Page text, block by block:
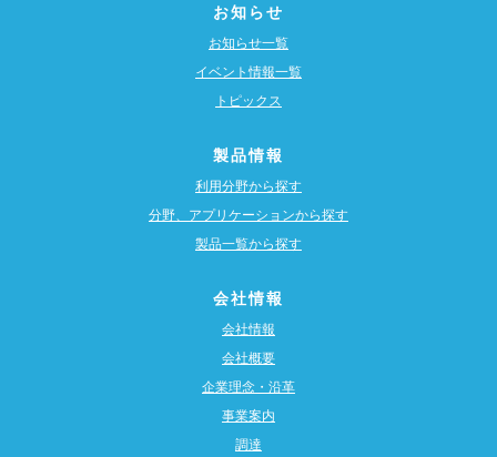
お知らせ
お知らせ一覧
イベント情報一覧
トピックス
製品情報
利用分野から探す
分野、アプリケーションから探す
製品一覧から探す
会社情報
会社情報
会社概要
企業理念・沿革
事業案内
調達